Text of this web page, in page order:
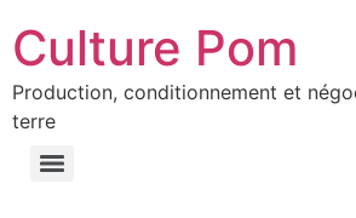
Culture Pom
Production, conditionnement et
terre